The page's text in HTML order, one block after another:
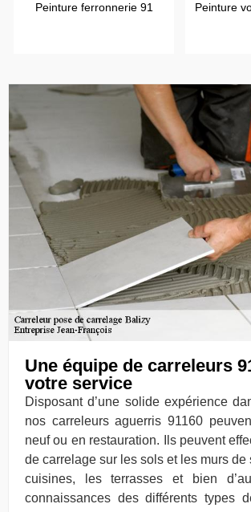
Peinture ferronnerie 91 Peinture
Une équipe de carreleurs
votre service
Disposant d’une solide expérience
nos carreleurs aguerris 91160
neuf ou en restauration. Ils peuvent
de carrelage sur les sols et les murs de
cuisines, les terrasses et bien
connaissances des différents types